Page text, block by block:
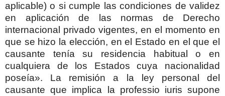
aplicable) o si cumple las condiciones de validez
en aplicación de las normas de Derecho
internacional privado vigentes, en el momento en
que se hizo la elección, en el Estado en el que el
causante tenía su residencia habitual o en
cualquiera de los Estados cuya nacionalidad
poseía». La remisión a la ley personal del
causante que implica la professio iuris supone